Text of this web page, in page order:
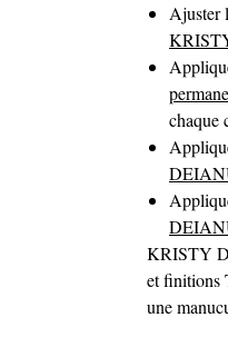
Ajuster
chaque
KRISTY
et finitions
une